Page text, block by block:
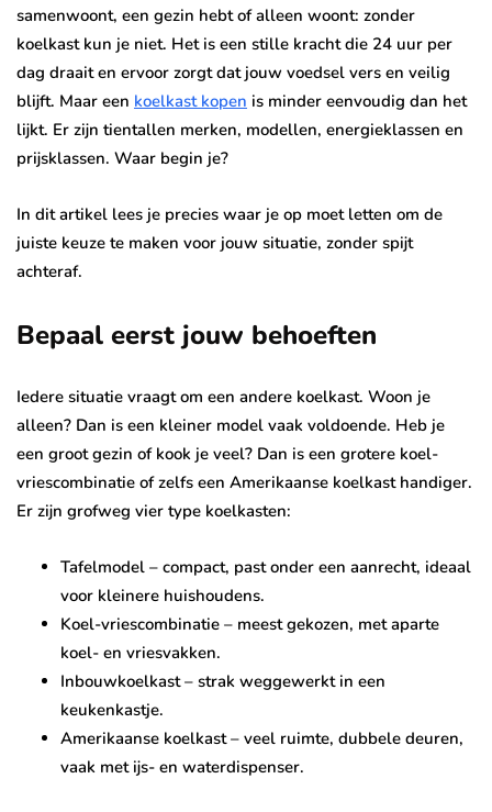
samenwoont, een gezin hebt of alleen woont: zonder
koelkast kun je niet. Het is een stille kracht die 24 uur per
dag draait en ervoor zorgt dat jouw voedsel vers en veilig
blijft. Maar een koelkast kopen is minder eenvoudig dan het
lijkt. Er zijn tientallen merken, modellen, energieklassen en
prijsklassen. Waar begin je?
In dit artikel lees je precies waar je op moet letten om de
juiste keuze te maken voor jouw situatie, zonder spijt
achteraf.
Bepaal eerst jouw behoeften
Iedere situatie vraagt om een andere koelkast. Woon je
alleen? Dan is een kleiner model vaak voldoende. Heb je
een groot gezin of kook je veel? Dan is een grotere koel-
vriescombinatie of zelfs een Amerikaanse koelkast handiger.
Er zijn grofweg vier type koelkasten:
Tafelmodel – compact, past onder een aanrecht, ideaal
voor kleinere huishoudens.
Koel-vriescombinatie – meest gekozen, met aparte
koel- en vriesvakken.
Inbouwkoelkast – strak weggewerkt in een
keukenkastje.
Amerikaanse koelkast – veel ruimte, dubbele deuren,
vaak met ijs- en waterdispenser.